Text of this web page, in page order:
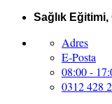
İçeriğeSağlık
Adres
E-Posta
08:00 -
0312 428